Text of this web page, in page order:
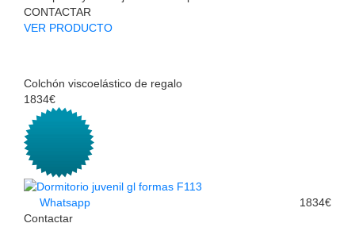
CONTACTAR
VER PRODUCTO
Colchón viscoelástico de regalo
1834€
Whatsapp
Contactar
1834€